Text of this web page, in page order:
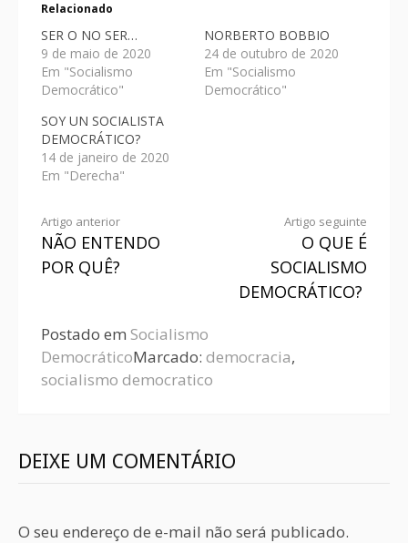
Relacionado
SER O NO SER…
9 de maio de 2020
Em "Socialismo
Democrático"
NORBERTO BOBBIO
24 de outubro de 2020
Em "Socialismo
Democrático"
SOY UN SOCIALISTA
DEMOCRÁTICO?
14 de janeiro de 2020
Em "Derecha"
Artigo anterior
NÃO ENTENDO
POR QUÊ?
Artigo seguinte
O QUE É
SOCIALISMO
DEMOCRÁTICO?
Postado em Socialismo
DemocráticoMarcado: democracia,
socialismo democratico
DEIXE UM COMENTÁRIO
O seu endereço de e-mail não será publicado.